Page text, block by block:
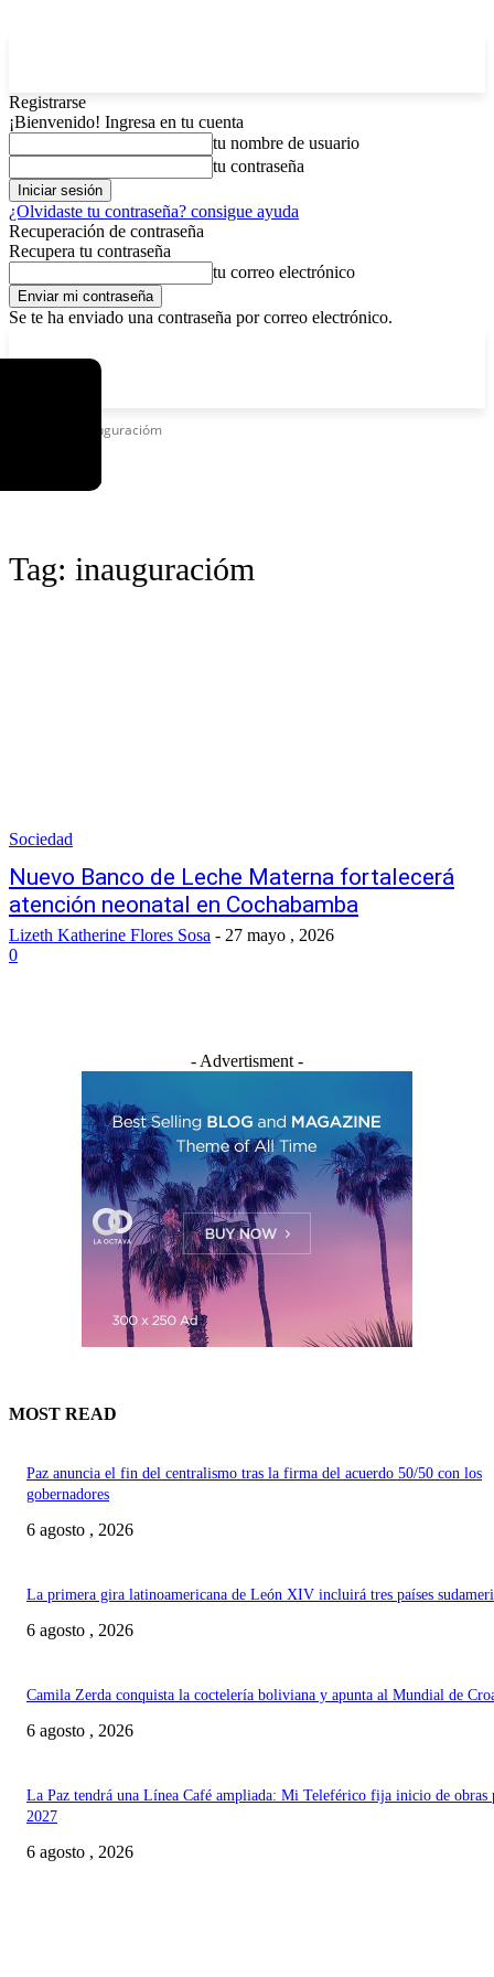
Registrarse
¡Bienvenido! Ingresa en tu cuenta
tu nombre de usuario
tu contraseña
¿Olvidaste tu contraseña? consigue ayuda
Recuperación de contraseña
Recupera tu contraseña
tu correo electrónico
Se te ha enviado una contraseña por correo electrónico.
Inauguracióm
Tag: inauguracióm
Sociedad
Nuevo Banco de Leche Materna fortalecerá
atención neonatal en Cochabamba
Lizeth Katherine Flores Sosa - 27 mayo , 2026
0
- Advertisment -
MOST READ
Paz anuncia el fin del centralismo tras la firma del acuerdo 50/50 con los
gobernadores
6 agosto , 2026
La primera gira latinoamericana de León XIV incluirá tres países
6 agosto , 2026
Camila Zerda conquista la coctelería boliviana y apunta al Mundial de
6 agosto , 2026
La Paz tendrá una Línea Café ampliada: Mi Teleférico fija inicio de obras
2027
6 agosto , 2026